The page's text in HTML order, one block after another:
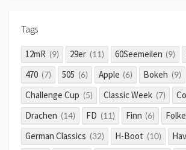
Tags
12mR (9) 29er (11) 60Seemeilen (9)
470 (7) 505 (6) Apple (6) Bokeh (9)
Challenge Cup (5) Classic Week (7)
Drachen (14) FD (11) Finn (6)
German Classics (32) H-Boot (10)